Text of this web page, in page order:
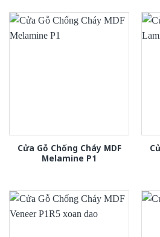
Cửa Gỗ Chống Cháy MDF
Melamine P1